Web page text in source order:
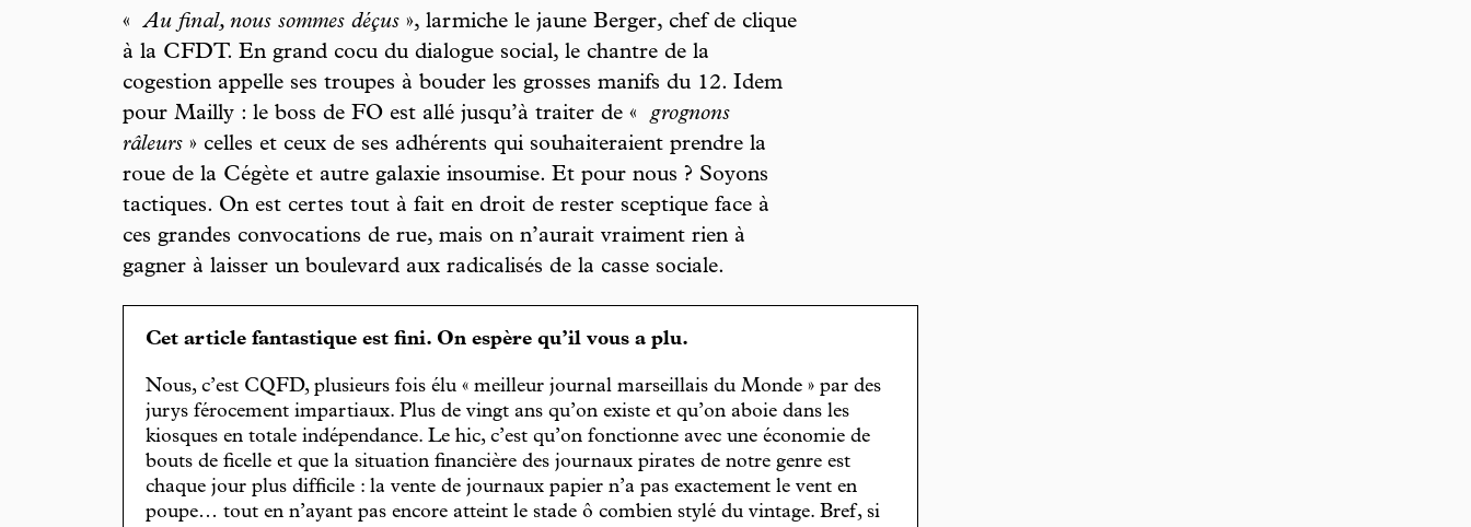
« Au final, nous sommes déçus », larmiche le jaune Berger, chef de clique
à la CFDT. En grand cocu du dialogue social, le chantre de la
cogestion appelle ses troupes à bouder les grosses manifs du 12. Idem
pour Mailly : le boss de FO est allé jusqu’à traiter de « grognons
râleurs » celles et ceux de ses adhérents qui souhaiteraient prendre la
roue de la Cégète et autre galaxie insoumise. Et pour nous ? Soyons
tactiques. On est certes tout à fait en droit de rester sceptique face à
ces grandes convocations de rue, mais on n’aurait vraiment rien à
gagner à laisser un boulevard aux radicalisés de la casse sociale.
Cet article fantastique est fini. On espère qu’il vous a plu.
Nous, c’est CQFD, plusieurs fois élu « meilleur journal marseillais du Monde » par des
jurys férocement impartiaux. Plus de vingt ans qu’on existe et qu’on aboie dans les
kiosques en totale indépendance. Le hic, c’est qu’on fonctionne avec une économie de
bouts de ficelle et que la situation financière des journaux pirates de notre genre est
chaque jour plus difficile : la vente de journaux papier n’a pas exactement le vent en
poupe… tout en n’ayant pas encore atteint le stade ô combien stylé du vintage. Bref, si